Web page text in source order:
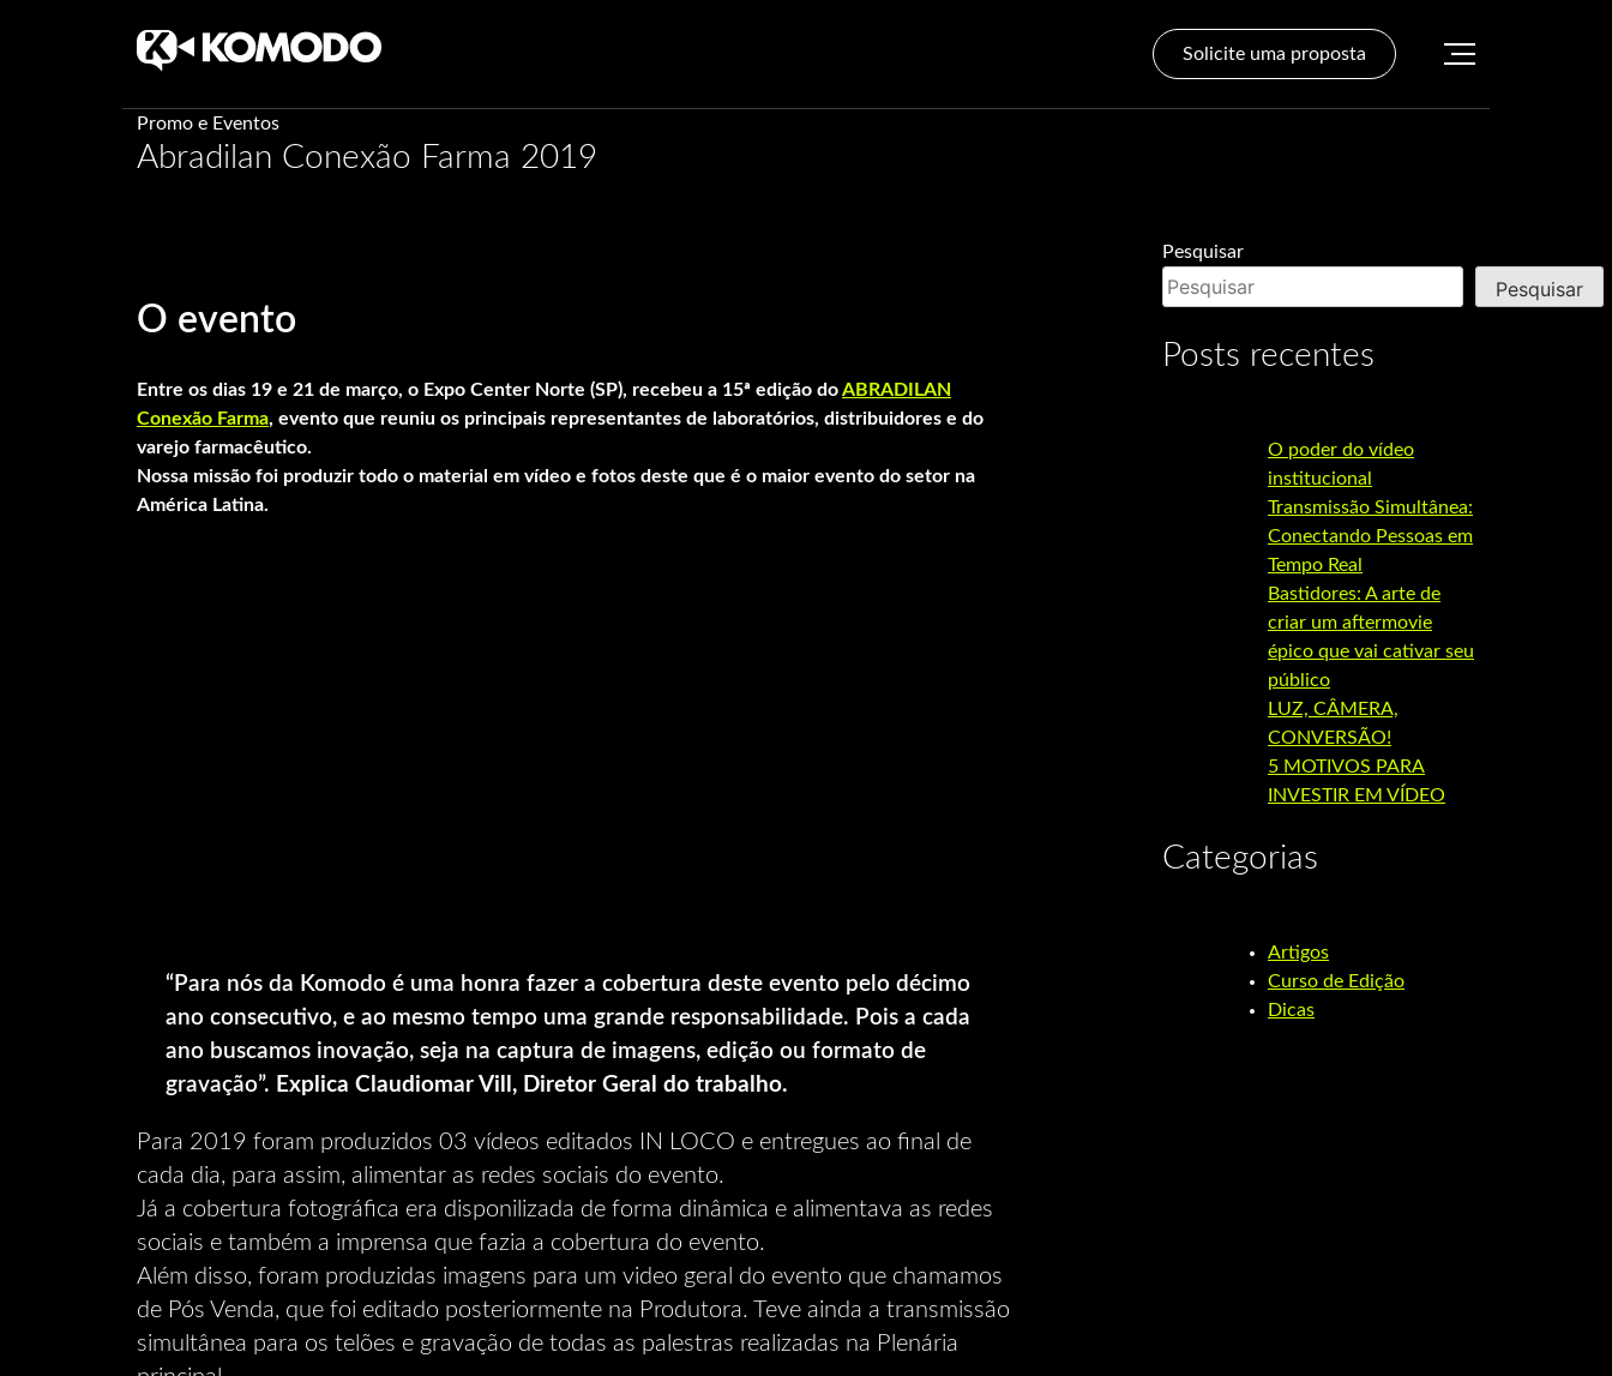
Solicite uma proposta
Promo e Eventos
Abradilan Conexão Farma 2019
O evento
Entre os dias 19 e 21 de março, o Expo Center Norte (SP), recebeu a 15ª edição doABRADILAN
Conexão Farma, evento que reuniu os principais representantes de laboratórios, distribuidores e do
varejo farmacêutico.
Nossa missão foi produzir todo o material em vídeo e fotos deste que é o maior evento do setor na
América Latina.
“Para nós da Komodo é uma honra fazer a cobertura deste evento pelo décimo
ano consecutivo, e ao mesmo tempo uma grande responsabilidade. Pois a cada
ano buscamos inovação, seja na captura de imagens, edição ou formato de
gravação”. Explica Claudiomar Vill, Diretor Geral do trabalho.
Para 2019 foram produzidos 03 vídeos editados IN LOCO e entregues ao final de
cada dia, para assim, alimentar as redes sociais do evento.
Já a cobertura fotográfica era disponilizada de forma dinâmica e alimentava as redes
sociais e também a imprensa que fazia a cobertura do evento.
Além disso, foram produzidas imagens para um video geral do evento que chamamos
de Pós Venda, que foi editado posteriormente na Produtora. Teve ainda a transmissão
simultânea para os telões e gravação de todas as palestras realizadas na Plenária
Pesquisar
Pesquisar
Posts recentes
O poder do vídeo
institucional
Transmissão Simultânea:
Conectando Pessoas em
Tempo Real
Bastidores: A arte de
criar um aftermovie
épico que vai cativar seu
público
LUZ, CÂMERA,
CONVERSÃO!
5 MOTIVOS PARA
INVESTIR EM VÍDEO
Categorias
Artigos
Curso de Edição
Dicas